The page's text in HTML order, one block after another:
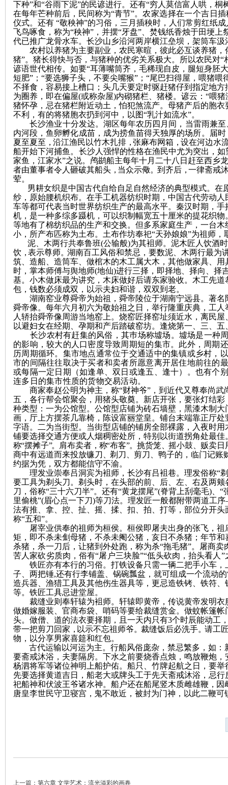
下种”和“谷雨下泥”的民谚进行。还有“穷人莫信富人哄，
在每年芒种前后，民间称为“青节”。农家选择在一个吉日
仪式。还有 “敬秧神”的习俗，三月插秧时，人们常剪红纸
飞鸟啄食，称为“秧神”，并摆“牙盘”、焚钱纸香烛于田埂上
代已推广龙骨水车。长沙山乡沿河两岸横江垒坝，架筒车
农村以养猪为主要副业，农民寒暄，彼此必互谈养猪，
猪”。猪长得快与否，与猪种的优劣关系极大。所以农民对
谚语世代相传。如要“耳薄嘴筒齐，毛稀现自皮，腿短身胚
短肥”；“要选狮子头，不要尖嘴猴”；“尾巴扫得屋，喂猪
不择食，容易接上槽口；头几天要定时驱赶猪仔到指定地
为圈养，即在偏屋(或称杂屋)内砌猪栏、猪楼。谚云：“喂
猪怀孕，忌在猪栏附近动土，怕犯煞流产。母猪产后的胞
不利，有的将猪胞衣扔到河中，以图“乳汁如流水”。
长沙渔业十分发达。湖区每年农历四月间，当雷雨兼
内河段，鱼卵孵化成苗，成为捞鱼苗得天独厚的场所。届
夏至夏至 ， 沿江渔民以竹木扎排，张麻布网箱 ， 设在河边水
船开始下河捕鱼。 长沙人强悍的性格在渔民中尤为突出， 如
家鱼，江家水”之说。 鸬鹚船主每年十月二十八日赶至西乡
者由董事者令人砸破其船头 ， 当众示儆。 到齐后，一律斋戒
荤。
男耕女织是中国古代自给自足自然经济的典型模式。在
纱，原始腰机织布。在手工机器纺织时期，中国古代劳动
车等都可代表当时世界纺织生产的最高水平。秦汉时期，
机，是一种多综多蹑机，可以织制幅宽五十厘米的提花织
等地有了棉纺织品的生产和交换。但多系家庭生产，一台
小，所产布匹称为土布。土布作坊奉祀“天孙娘娘”为祖师，
泥、木两行共奉鲁班(公输般)为其袓师。 泥木匠人饮酒时
饮 ，表示尊师。湖南百工风俗和禁忌，要数泥、木两行最为
筑、造船、造筒车、做棺木的木工属大木，其他做家具、
时，掌本师傅与舆地师(地仙)进行三择，即择地、择向、择
基。小木做床最为讲究，木床做好后请东家验收。木工先
包，钱数必须成双，以示夫妇和谐，双双到老。
湖南窑业尊舜帝为始祖，舜帝陵位于湖南宁远县。著名
舜帝像。每年六月初六为敬始祖之日，举行隆重庆典，工
人轿抬舜帝像周游当地窑上。烧窑匠择窑址须近水，离民
以避妇女在经期、孕期和产后踏破窑坊。逢烧第一、三、
长沙农村有赶集的风俗，其巿场称墟场。墟场是一种
的影响，较大的人口密度导致周期短的集市。此外，周期
历周期循环。集市地点通常位于交通适中的集镇或乡村，
市的间隔往往取决于买者和卖者所愿意离开居住地前往的
或每隔一定日期（如逢单、双日或逢五、逢十）。也有个
连多日的集市性质的货物交易活动。
商家奉赵公明为神主，称“财神爷”，到近代又尊奉尚
五，各行帮会馆聚会，用猪头敬奠。新店开张，要张灯结
种类型：一为公馆型。公馆型店铺为砖石墙壁，黑漆木制
画，厅上方摆茶几靠椅，陈设富丽堂皇。铺台末端靠正厅处
字语。二为当街型。当街型店铺的铺房全部裸露，入夜时
铺要选择交通方便或人烟稠密处所，特别以街道拐角处最
称“摆摊子”。 肩布卖者 ，称“布客”。 挑货笼、摇小鼓
贩卖日
商中有远道而来投放镰刀
剃刀 剪刀 鸭子的 ， 临门记账
约据为凭 ， 双方都能信守不渝。
理发业崇奉吕洞宾为袓师，长沙有吕袓巷。理发俗称“
要工具为剃头刀。剃头时，在头部的前、后、左、右及两
刀，俗称“三十六刀半”。还有“黄龙摆尾”(脊背上刮毫毛)
“
里偷桃”(眉心点一下刀)等刀法。理发匠一般都附带两道工序
法有推、拿、控、扯、摇、揉、扣、拍、打等，部位分开
称“五和”。
屠宰业供奉的祖师为桓侯。桓侯即屠夫出身的张飞，祖
矩，即不杀未劁母猪，不杀未阉公猪，亥日不杀猪；年节
杀猪，杀一刀后，让猪到外处跑，称为杀“拖毛猪”。
屠商卖
苦人家砍劣质肉，俗有“屠户三块脸”“低头砍肉，抬头看人”
铁匠亦有本行的习俗。打铁设备只需一辆二把手小车
子、两把锤,还有行李铺盖、锅碗瓢盆，就可组成一个流动
造兵器、渔猎工具及其他伤生器具等，更忌造铁铐、铁符
等。 铁匠工具忌进堂屋。
裁缝业则奉轩辕为袓师。轩辕即黄帝，传说黄帝发明
做婚嫁服装、官商布袋、哨码等要给裁缝赏金。做蚊帐篷
头。做僧、道的法衣要择期，且一天内只有3个时辰能动工
带一把剪刀回家 ， 以示不忘祖师爷。 裁缝饭后必洗手。请工
物，以分享男家喜筵和红包。
古代运输以河运为主。 行船风俗庞杂，禁忌繁多，如：
要斋戒沐浴，夫妻隔房。下水之前要烧香点烛，鸣放鞭炮
杨泗将军等诸位神明上船护佑。船只、竹牌起航之日，要
先要选择黄道吉日，船老大或牌头工于先天斋戒沐浴，忌
祀船神和伏波王爷诸水神。船户还在船尾竖木质雌雄鞭 ， 因
唐皇李世民守卫寝宫 ， 鬼不敢近，被封为门神，以此二鞭可
上一篇： 第六章 文学艺术：流光溢彩的画卷